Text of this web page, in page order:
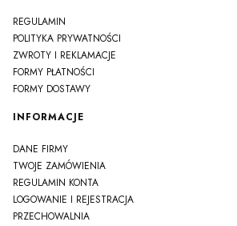
REGULAMIN
POLITYKA PRYWATNOŚCI
ZWROTY I REKLAMACJE
FORMY PŁATNOŚCI
FORMY DOSTAWY
INFORMACJE
DANE FIRMY
TWOJE ZAMÓWIENIA
REGULAMIN KONTA
LOGOWANIE I REJESTRACJA
PRZECHOWALNIA